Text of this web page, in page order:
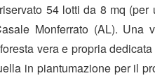
54 lotti da 8 mq
Monferrato (AL).
vera e propria
in piantumazione per il